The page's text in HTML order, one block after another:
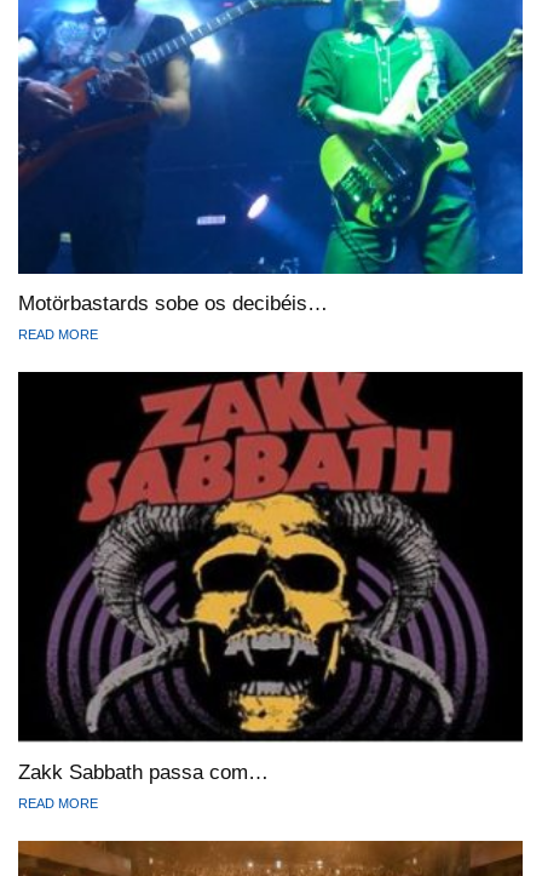
Motörbastards sobe os decibéis…
READ MORE
Zakk Sabbath passa com…
READ MORE